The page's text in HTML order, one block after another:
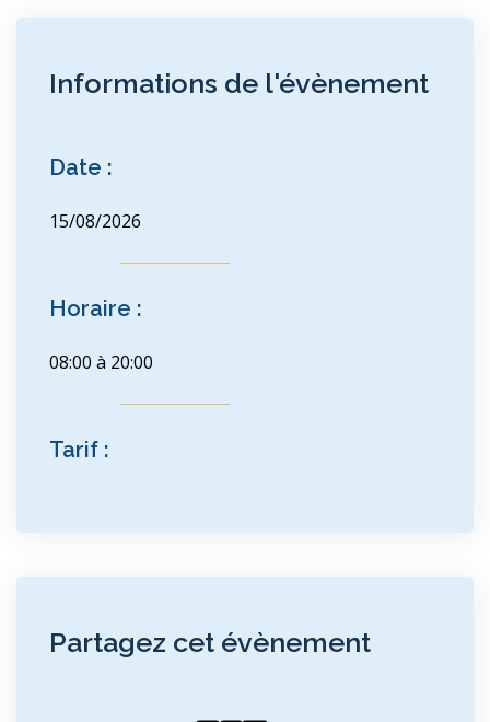
Informations de l'évènement
Date :
15/08/2026
Horaire :
08:00 à 20:00
Tarif :
Partagez cet évènement